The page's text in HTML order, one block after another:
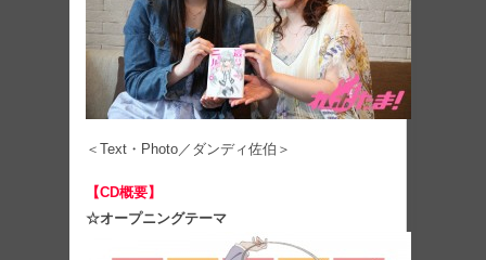
＜Text・Photo／ダンディ佐伯＞
【CD概要】
☆オープニングテーマ